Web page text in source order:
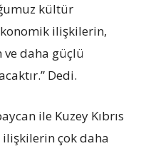
kültür
ilişkilerin,
ve daha güçlü
Dedi.
ile Kuzey Kıbrıs
çok daha